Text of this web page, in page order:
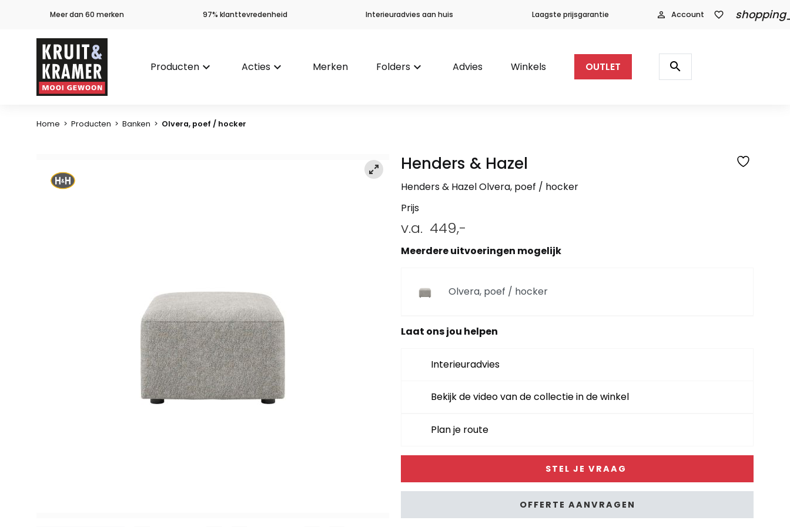
Meer dan 60 merken 97% klanttevredenheid Interieuradvies aan huis Laagste prijsgarantie person_outline Account favorite_border
Producten keyboard_arrow_down Acties keyboard_arrow_down Merken Folders keyboard_arrow_down Advies Winkels OUTLET
Producten
zoeken
search
Home > Producten > Banken > Olvera, poef / hocker
Henders & Hazel
Henders & Hazel Olvera, poef / hocker
Prijs
v.a. 449,-
Meerdere uitvoeringen mogelijk
Olvera, poef / hocker
Olvera, curved divan - rechts
Olvera, triangel poef / hocker - invoegbaar
Olvera, triangel element met rug
Laat ons jou helpen
Interieuradvies
Bekijk de video van de collectie in de winkel
Plan je route
STEL JE VRAAG
OFFERTE AANVRAGEN